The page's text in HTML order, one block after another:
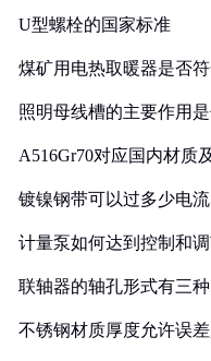
U型螺栓的国家标准
煤矿用电热取暖器是否
照明母线槽的主要作用
A516Gr70对应国内材质
镀镍钢带可以过多少电流
计量泵如何达到控制和
联轴器的轴孔形式有三
不锈钢材质厚度允许误